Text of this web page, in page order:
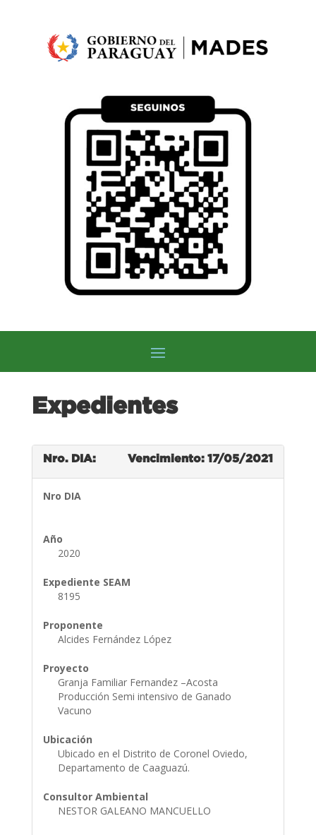
Expedientes
Nro. DIA: Vencimiento: 17/05/2021
Nro DIA
Año
2020
Expediente SEAM
8195
Proponente
Alcides Fernández López
Proyecto
Granja Familiar Fernandez –Acosta
Producción Semi intensivo de Ganado
Vacuno
Ubicación
Ubicado en el Distrito de Coronel Oviedo,
Departamento de Caaguazú.
Consultor Ambiental
NESTOR GALEANO MANCUELLO